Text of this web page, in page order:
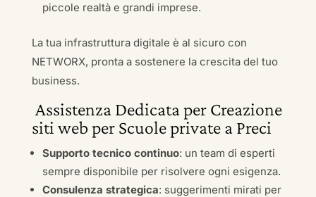
piccole realtà e grandi imprese.
La tua infrastruttura digitale è al sicuro con
NETWORX, pronta a sostenere la crescita del tuo
business.
Assistenza Dedicata per Creazione
siti web per Scuole private a Preci
Supporto tecnico continuo: un team di esperti
sempre disponibile per risolvere ogni esigenza.
Consulenza strategica: suggerimenti mirati per